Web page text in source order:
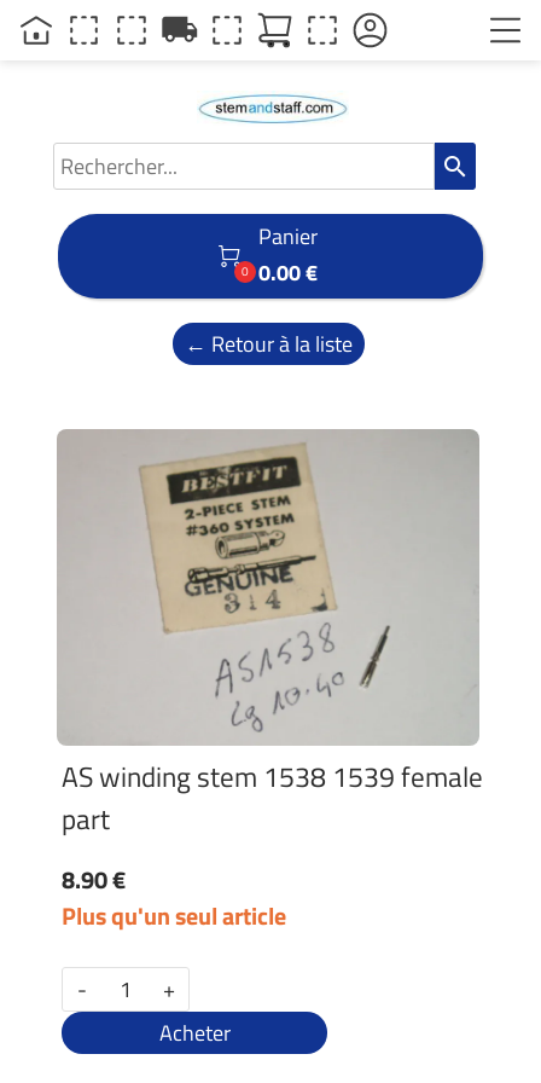
search

0
Panier
0.00 €
← Retour à la liste
AS winding stem 1538 1539 female
part
8.90 €
Plus qu'un seul article
-
+
Acheter
local_shipping